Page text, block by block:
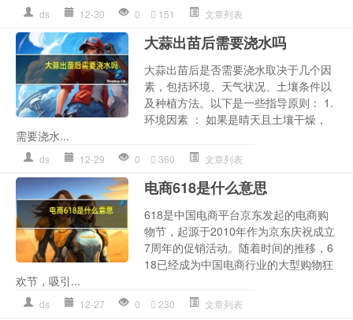
ds 12-30 0 151 文章列表
大蒜出苗后需要浇水吗
大蒜出苗后是否需要浇水取决于几个因
素，包括环境、天气状况、土壤条件以
及种植方法。以下是一些指导原则： 1.
环境因素 ： 如果是晴天且土壤干燥，
需要浇水...
ds 12-29 0 360 文章列表
电商618是什么意思
618是中国电商平台京东发起的电商购
物节，起源于2010年作为京东庆祝成立
7周年的促销活动。随着时间的推移，6
18已经成为中国电商行业的大型购物狂
欢节，吸引...
ds 12-27 0 230 文章列表